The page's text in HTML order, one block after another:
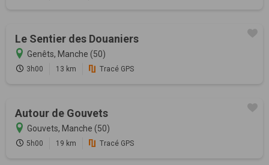
Le Sentier des Douaniers
Genêts, Manche (50)
3h00 13 km Tracé GPS
Autour de Gouvets
Gouvets, Manche (50)
5h00 19 km Tracé GPS